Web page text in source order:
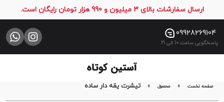
ارسال سفارشات بالای 3 میلیون و 990 هزار تومان رایگان است.
09928269104
پاسخگویی ساعت 10 الی 21
صفحه
نخست
فروشگاه
صفحه نخست » محصول » تیشرت یقه دار سا‌ده